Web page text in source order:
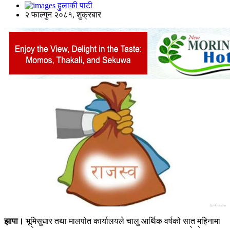
हुलाकी पाटी
२ फाल्गुन २०८१, शुक्रबार
झापा। भूमिसुधार तथा मालपोत कार्यालयले चालु आर्थिक वर्षको सात महिनामा